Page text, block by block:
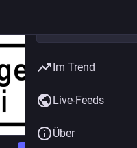
Im Trend
Live-Feeds
Über